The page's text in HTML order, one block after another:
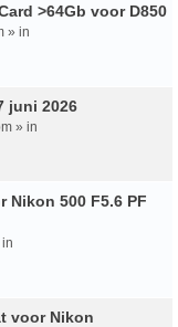
>64Gb voor D850
» in
juni 2026
» in
Nikon 500 F5.6 PF
voor Nikon